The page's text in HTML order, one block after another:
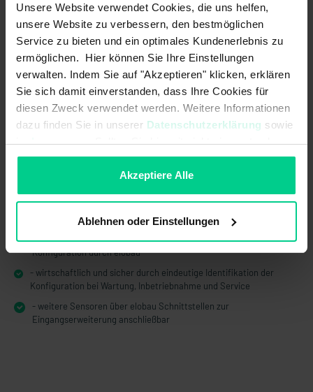
Unsere Website verwendet Cookies, die uns helfen,
unsere Website zu verbessern, den bestmöglichen
Service zu bieten und ein optimales Kundenerlebnis zu
ermöglichen. Hier können Sie Ihre Einstellungen
verwalten. Indem Sie auf "Akzeptieren" klicken, erklären
Sie sich damit einverstanden, dass Ihre Cookies für
diesen Zweck verwendet werden. Weitere Informationen
dazu finden Sie in unserer Datenschutzerklärung sowie
imImpressum. Sollten Sie hiermit nicht einverstanden
sein, können Sie die Verwendung von Cookies hier
Akzeptiere Alle
Ablehnen oder Einstellungen
verkauft. Diese müssen separat gekauft werden (Art.Nr.
878598VPE4).
Produktmerkmale
- Realisierung von bis zu 4 Sicherheitsfunktionen in einer
- bedarfsgerechte Anzahl der Sicherheitsausgänge (Relais)
entsprechend der Anforderung, ermöglicht eine wirtschaftliche
- mehr Funktionen bei weniger Platzbedarf im Schaltschrank – das
spart Kosten
- manipulationssicher aufgrund definierter und validierter
Konfiguration durch elobau
- wirtschaftlich und sicher durch eindeutige Identifikation der
Konfiguration bei Wartung, Inbetriebnahme und Service
- weitere Sensoren über elobau Schnittstellen zur
Eingangserweiterung anschließbar